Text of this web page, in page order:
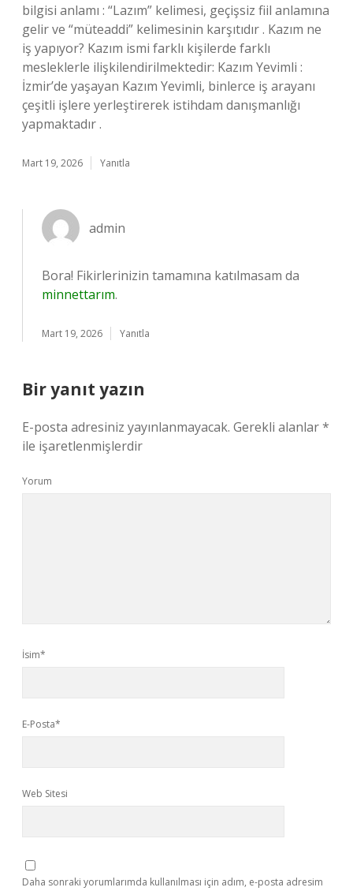
bilgisi anlamı : “Lazım” kelimesi, geçişsiz fiil anlamına
gelir ve “müteaddi” kelimesinin karşıtıdır . Kazım ne
iş yapıyor? Kazım ismi farklı kişilerde farklı
mesleklerle ilişkilendirilmektedir: Kazım Yevimli :
İzmir’de yaşayan Kazım Yevimli, binlerce iş arayanı
çeşitli işlere yerleştirerek istihdam danışmanlığı
yapmaktadır .
Mart 19, 2026 Yanıtla
admin
Bora! Fikirlerinizin tamamına katılmasam da
minnettarım.
Mart 19, 2026 Yanıtla
Bir yanıt yazın
E-posta adresiniz yayınlanmayacak. Gerekli alanlar*
ile işaretlenmişlerdir
Yorum
İsim*
E-Posta*
Web Sitesi
Daha sonraki yorumlarımda kullanılması için adım, e-posta adresim